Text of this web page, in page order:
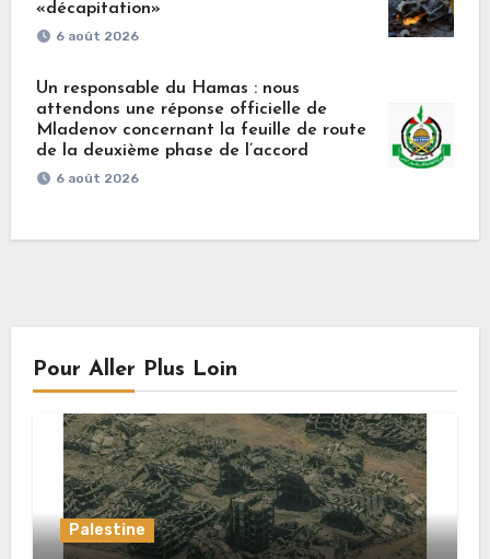
«décapitation»
6 août 2026
Un responsable du Hamas : nous
attendons une réponse officielle de
Mladenov concernant la feuille de route
de la deuxième phase de l’accord
6 août 2026
Pour Aller Plus Loin
Palestine